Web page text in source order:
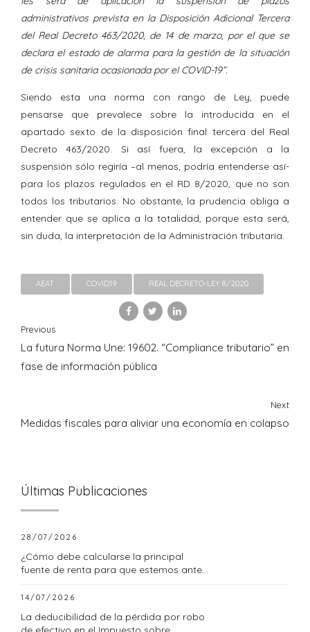
administrativos prevista en la Disposición Adicional Tercera
del Real Decreto 463/2020, de 14 de marzo, por el que se
declara el estado de alarma para la gestión de la situación
de crisis sanitaria ocasionada por el COVID-19”.
Siendo esta una norma con rango de Ley, puede
pensarse que prevalece sobre la introducida en el
apartado sexto de la disposición final tercera del Real
Decreto 463/2020. Si así fuera, la excepción a la
suspensión sólo regiría –al menos, podría entenderse así-
para los plazos regulados en el RD 8/2020, que no son
todos los tributarios. No obstante, la prudencia obliga a
entender que se aplica a la totalidad, porque esta será,
sin duda, la interpretación de la Administración tributaria.
AEAT COVID19 REAL DECRETO-LEY 8/2020
Previous
La futura Norma Une: 19602. “Compliance tributario” en
fase de información pública
Next
Medidas fiscales para aliviar una economía en colapso
Últimas Publicaciones
28/07/2026
¿Cómo debe calcularse la principal
fuente de renta para que estemos ante
14/07/2026
La deducibilidad de la pérdida por robo